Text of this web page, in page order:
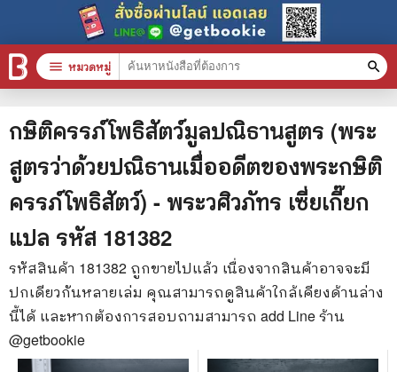
กษิติครรภ์โพธิสัตว์มูลปณิธานสูตร (พระ
สูตรว่าด้วยปณิธานเมื่ออดีตของพระกษิติ
ครรภ์โพธิสัตว์) - พระวศิวภัทร เซี่ยเกี๊ยก
แปล รหัส 181382
รหัสสินค้า 181382 ถูกขายไปแล้ว เนื่องจากสินค้าอาจจะมี
ปกเดียวกันหลายเล่ม คุณสามารถดูสินค้าใกล้เคียงด้านล่าง
นี้ได้ และหากต้องการสอบถามสามารถ add Line ร้าน
@getbookie
menu หมวดหมู่ search
หมวดหมู่สินค้า clear
หนังสือทั้งหมด
สินค้าใช้เฉพาะแต้มเท่านั้น
📚 หนังสือทั่วไป
🦄 วรรณกรรม นิยาย เรื่องสั้น
🎓 การศึกษา
😼 หนังสือการ์ตูน